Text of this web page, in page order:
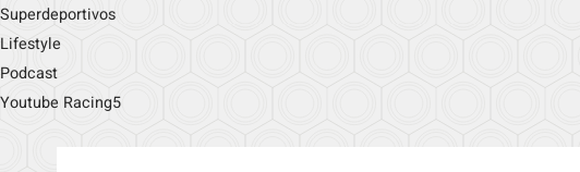
Superdeportivos
Lifestyle
Podcast
Youtube Racing5